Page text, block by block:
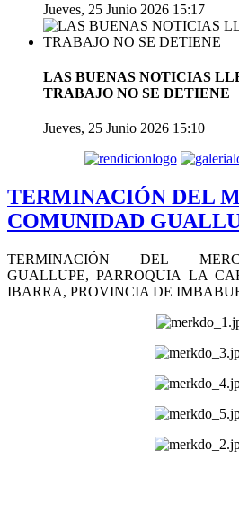
Jueves, 25 Junio 2026 15:17
LAS BUENAS NOTICIAS
TRABAJO NO SE DETIENE
Jueves, 25 Junio 2026 15:10
TERMINACIÓN DEL
COMUNIDAD
TERMINACIÓN DEL
GUALLUPE, PARROQUIA LA
IBARRA, PROVINCIA DE